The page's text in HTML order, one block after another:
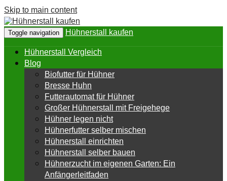
Skip to main content
Toggle navigation Hühnerstall kaufen
Hühnerstall Vergleich
Blog
Biofutter für Hühner
Bresse Huhn
Futterautomat für Hühner
Großer Hühnerstall mit Freigehege
Hühner legen nicht
Hühnerfutter selber mischen
Hühnerstall einrichten
Hühnerstall selber bauen
Hühnerzucht im eigenen Garten: Ein
Anfängerleitfaden